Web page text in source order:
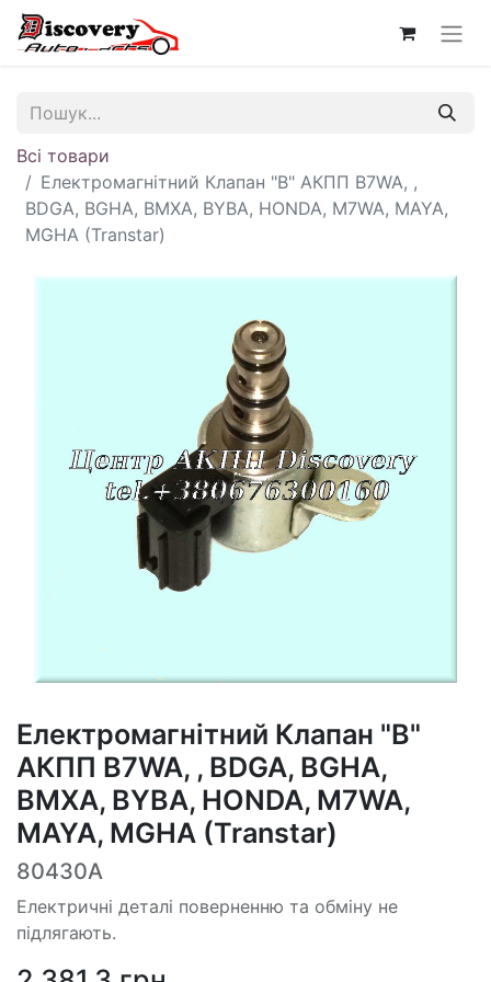
Всі товари
Електромагнітний Клапан "B" АКПП B7WA, ,
BDGA, BGHA, BMXA, BYBA, HONDA, M7WA, MAYA,
MGHA (Transtar)
Електромагнітний Клапан "B"
АКПП B7WA, , BDGA, BGHA,
BMXA, BYBA, HONDA, M7WA,
MAYA, MGHA (Transtar)
80430A
Електричні деталі поверненню та обміну не
підлягають.